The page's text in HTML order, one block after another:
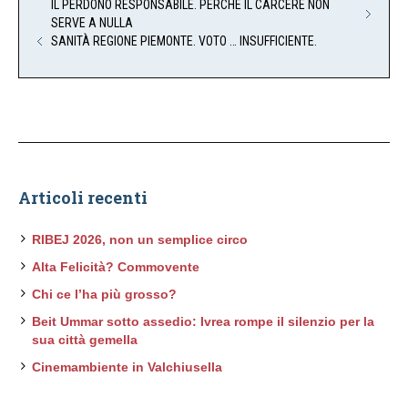
IL PERDONO RESPONSABILE. PERCHÉ IL CARCERE NON
SERVE A NULLA
SANITÀ REGIONE PIEMONTE. VOTO … INSUFFICIENTE.
Articoli recenti
RIBEJ 2026, non un semplice circo
Alta Felicità? Commovente
Chi ce l’ha più grosso?
Beit Ummar sotto assedio: Ivrea rompe il silenzio per la
sua città gemella
Cinemambiente in Valchiusella